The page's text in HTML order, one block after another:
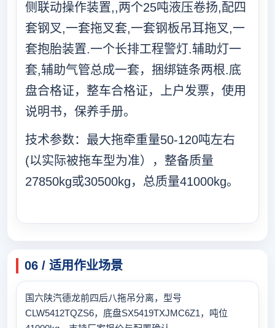
侧联动操作装置,,两个25吨液压卷扬,配四
套钢叉,一套拖叉套,一套钢板吊耳拖叉,一
套抱胎装置.一个长排工程警灯.辅助灯一
套,辅助气管总成一套，捆绑链条两根.底
盘合格证，整车合格证，上户发票，使用
说明书，保养手册。
技术参数：最大拖牵重量50-120吨左右
(以实际被拖车型为准），整备质量
27850kg或30500kg，总质量41000kg。
06 / 适用作业场景
国六陕汽德龙前四后八拖吊分离，型号
CLW5412TQZS6，底盘SX5419TXJMC6Z1，吨位